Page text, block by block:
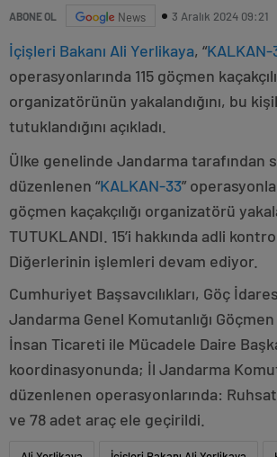
ABONE OL News 3 Aralık 2024 09:21
İçişleri Bakanı Ali Yerlikaya, “KALKAN-
operasyonlarında 115 göçmen
organizatörünün yakalandığını, bu
tutuklandığını açıkladı.
Ülke genelinde Jandarma tarafından
düzenlenen “KALKAN-33”
göçmen kaçakçılığı organizatörü
TUTUKLANDI. 15’i hakkında adli
Diğerlerinin işlemleri devam ediyor.
Cumhuriyet Başsavcılıkları, Göç
Jandarma Genel Komutanlığı Göçmen
İnsan Ticareti ile Mücadele Daire
koordinasyonunda; İl Jandarma
düzenlenen operasyonlarında:
ve 78 adet araç ele geçirildi.